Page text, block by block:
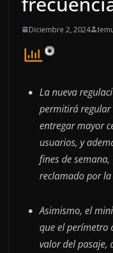
Diciembre 2, 2024
La nueva
permitirá regular
entregar mayor
usuarios, y
fines de
reclamado por
Asimismo, el
que el perímetro
valor del pasaje,